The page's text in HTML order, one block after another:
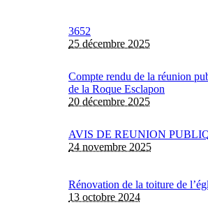
3652
25 décembre 2025
Compte rendu de la réunion
de la Roque Esclapon
20 décembre 2025
AVIS DE REUNION
24 novembre 2025
Rénovation de la toiture de
13 octobre 2024